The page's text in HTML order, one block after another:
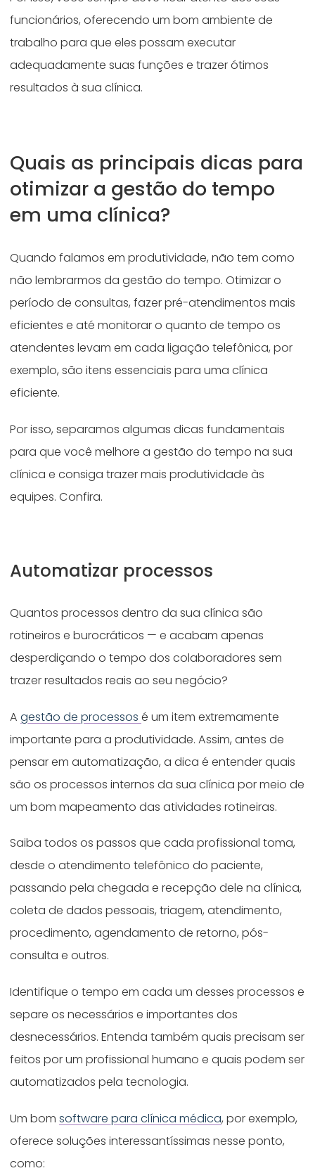
funcionários, oferecendo um bom ambiente de
trabalho para que eles possam executar
adequadamente suas funções e trazer ótimos
resultados à sua clínica.
Quais as principais dicas para
otimizar a gestão do tempo
em uma clínica?
Quando falamos em produtividade, não tem como
não lembrarmos da gestão do tempo. Otimizar o
período de consultas, fazer pré-atendimentos mais
eficientes e até monitorar o quanto de tempo os
atendentes levam em cada ligação telefônica, por
exemplo, são itens essenciais para uma clínica
eficiente.
Por isso, separamos algumas dicas fundamentais
para que você melhore a gestão do tempo na sua
clínica e consiga trazer mais produtividade às
equipes. Confira.
Automatizar processos
Quantos processos dentro da sua clínica são
rotineiros e burocráticos — e acabam apenas
desperdiçando o tempo dos colaboradores sem
trazer resultados reais ao seu negócio?
Agestão de processosé um item extremamente
importante para a produtividade. Assim, antes de
pensar em automatização, a dica é entender quais
são os processos internos da sua clínica por meio de
um bom mapeamento das atividades rotineiras.
Saiba todos os passos que cada profissional toma,
desde o atendimento telefônico do paciente,
passando pela chegada e recepção dele na clínica,
coleta de dados pessoais, triagem, atendimento,
procedimento, agendamento de retorno, pós-
consulta e outros.
Identifique o tempo em cada um desses processos e
separe os necessários e importantes dos
desnecessários. Entenda também quais precisam ser
feitos por um profissional humano e quais podem ser
automatizados pela tecnologia.
Um bomsoftware para clínica médica, por exemplo,
oferece soluções interessantíssimas nesse ponto,
como: